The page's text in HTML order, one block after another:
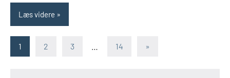
Læs videre
Indlægsinddeling
1 2 3 14
Næste
»